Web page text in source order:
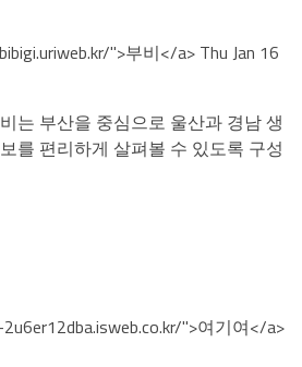
">부비</a> Thu Jan 16
는 부산을 중심으로 울산과 경남 생
를 편리하게 살펴볼 수 있도록 구성
">여기여</a>